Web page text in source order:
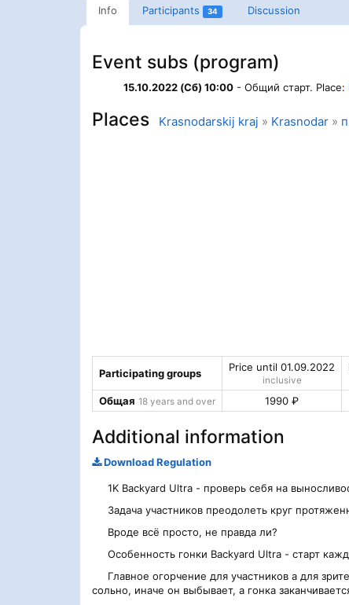
Info Participants 34 Discussion
Event subs (program)
15.10.2022 (Сб) 10:00 - Общий старт. Place:
Places Krasnodarskij kraj » Krasnodar »
Participating groups Price until 01.09.2022
inclusive
Общая 18 years and over 1990 ₽
Additional information
Download Regulation
1K Backyard Ultra - проверь себя на
Задача участников преодолеть круг
Вроде всё просто, не правда ли?
Особенность гонки Backyard Ultra - старт
Главное огорчение для участников а для
сольно, иначе он выбывает, а гонка